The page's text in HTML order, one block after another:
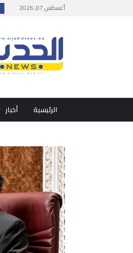
أغسطس 07, 2026
الرئيسية أخبار